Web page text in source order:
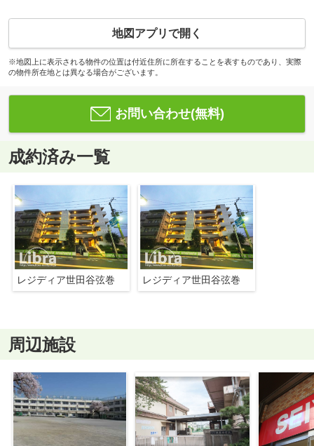
地図アプリで開く
※地図上に表示される物件の位置は付近住所に所在することを表すものであり、実際
の物件所在地とは異なる場合がございます。
お問い合わせ(無料)
成約済み一覧
レジディア世田谷弦巻 レジディア世田谷弦巻
周辺施設